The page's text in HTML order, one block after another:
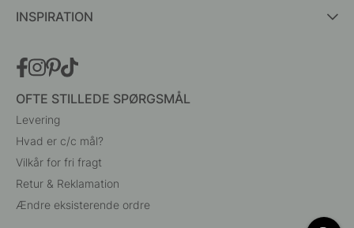
INSPIRATION
OFTE STILLEDE SPØRGSMÅL
Levering
Hvad er c/c mål?
Vilkår for fri fragt
Retur & Reklamation
Ændre eksisterende ordre